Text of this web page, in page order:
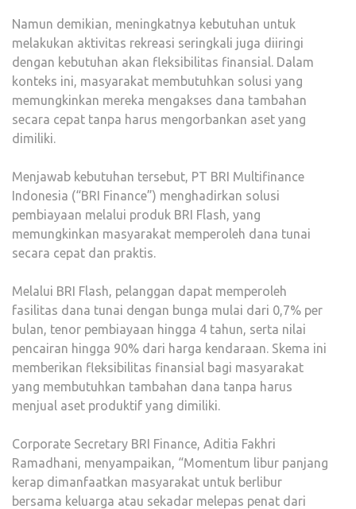
Namun demikian, meningkatnya kebutuhan untuk
melakukan aktivitas rekreasi seringkali juga diiringi
dengan kebutuhan akan fleksibilitas finansial. Dalam
konteks ini, masyarakat membutuhkan solusi yang
memungkinkan mereka mengakses dana tambahan
secara cepat tanpa harus mengorbankan aset yang
dimiliki.
Menjawab kebutuhan tersebut, PT BRI Multifinance
Indonesia (“BRI Finance”) menghadirkan solusi
pembiayaan melalui produk BRI Flash, yang
memungkinkan masyarakat memperoleh dana tunai
secara cepat dan praktis.
Melalui BRI Flash, pelanggan dapat memperoleh
fasilitas dana tunai dengan bunga mulai dari 0,7% per
bulan, tenor pembiayaan hingga 4 tahun, serta nilai
pencairan hingga 90% dari harga kendaraan. Skema ini
memberikan fleksibilitas finansial bagi masyarakat
yang membutuhkan tambahan dana tanpa harus
menjual aset produktif yang dimiliki.
Corporate Secretary BRI Finance, Aditia Fakhri
Ramadhani, menyampaikan, “Momentum libur panjang
kerap dimanfaatkan masyarakat untuk berlibur
bersama keluarga atau sekadar melepas penat dari